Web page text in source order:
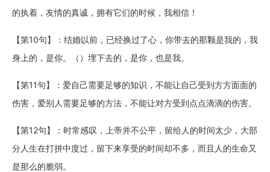
的执着，友情的真诚，拥有它们的时候，我相信！
【第10句】：结婚以前，已经换过了心，你带去的那颗是我的，我
身上的，是你。（）埋下去的，是你，也是我。
【第11句】：爱自己需要足够的知识，不能让自己受到方方面面的
伤害，爱别人需要足够的方法，不能让对方受到点点滴滴的伤害。
【第12句】：时常感叹，上帝并不公平，留给人的时间太少，大部
分人生在打拼中度过，留下来享受的时间却不多，而且人的生命又
是那么的脆弱。